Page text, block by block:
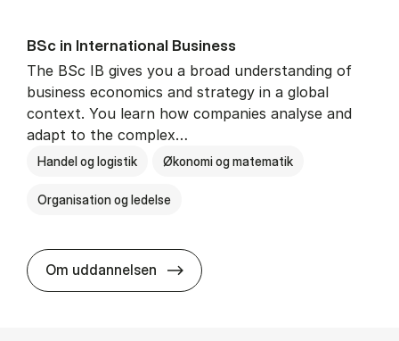
BSc in In­ter­na­tion­al Busi­ness
The BSc IB gives you a broad understanding of
business economics and strategy in a global
context. You learn how companies analyse and
adapt to the complex…
Handel og logistik Økonomi og matematik
Organisation og ledelse
Om uddannelsen BSc in In­ter­na­tion­al Busi­ness